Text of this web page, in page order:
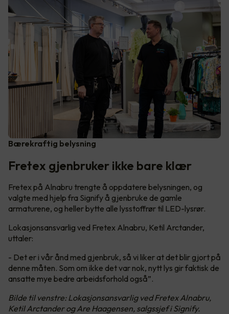
Bærekraftig belysning
Fretex gjenbruker ikke bare klær
Fretex på Alnabru trengte å oppdatere belysningen, og
valgte med hjelp fra Signify å gjenbruke de gamle
armaturene, og heller bytte alle lysstoffrør til LED-lysrør.
Lokasjonsansvarlig ved Fretex Alnabru, Ketil Arctander,
uttaler:
- Det er i vår ånd med gjenbruk, så vi liker at det blir gjort på
denne måten. Som om ikke det var nok, nytt lys gir faktisk de
ansatte mye bedre arbeidsforhold også”.
Bilde til venstre: Lokasjonsansvarlig ved Fretex Alnabru,
Ketil Arctander og Are Haagensen, salgssjef i Signify.